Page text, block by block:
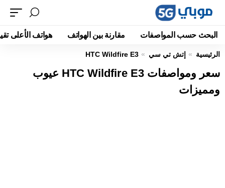
البحث حسب المواصفات مقارنة بين الهواتف هواتف الأعلى
الرئيسية إتش تي سي HTC Wildfire E3
سعر ومواصفات HTC Wildfire E3 عيوب
ومميزات